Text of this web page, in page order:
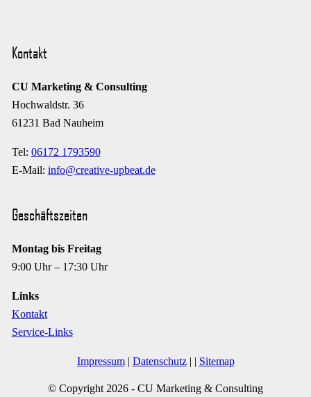
Kontakt
CU Marketing & Consulting
Hochwaldstr. 36
61231 Bad Nauheim
Tel: 06172 1793590
E-Mail: info@creative-upbeat.de
Geschäftszeiten
Montag bis Freitag
9:00 Uhr – 17:30 Uhr
Links
Kontakt
Service-Links
Impressum| Datenschutz| | Sitemap
© Copyright 2026 - CU Marketing & Consulting